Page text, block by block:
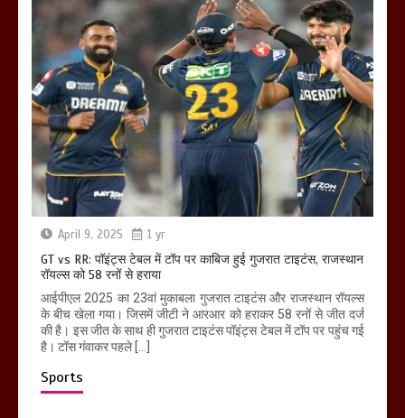
April 9, 2025 1 yr
GT vs RR: पॉइंट्स टेबल में टॉप पर काबिज हुई गुजरात टाइटंस, राजस्थान
रॉयल्स को 58 रनों से हराया
आईपीएल 2025 का 23वां मुकाबला गुजरात टाइटंस और राजस्थान रॉयल्स
के बीच खेला गया। जिसमें जीटी ने आरआर को हराकर 58 रनों से जीत दर्ज
की है। इस जीत के साथ ही गुजरात टाइटंस पॉइंट्स टेबल में टॉप पर पहुंच गई
है। टॉस गंवाकर पहले […]
Sports